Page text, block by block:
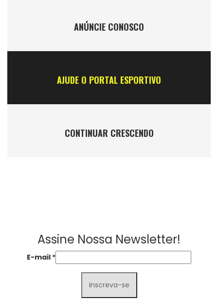
ANÚNCIE CONOSCO
AJUDE O PORTAL ESPORTIVO
CONTINUAR CRESCENDO
Assine Nossa Newsletter!
E-mail *